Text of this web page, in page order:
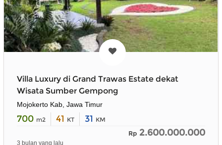
Villa Luxury di Grand Trawas Estate dekat
Wisata Sumber Gempong
Mojokerto Kab, Jawa Timur
700 m2 41 KT 31 KM
Rp 2.600.000.000
3 bulan yang lalu